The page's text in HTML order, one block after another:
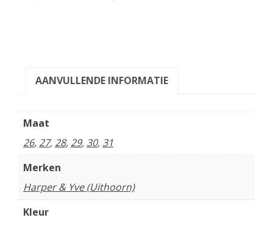
AANVULLENDE INFORMATIE
Maat
26, 27, 28, 29, 30, 31
Merken
Harper & Yve (Uithoorn)
Kleur